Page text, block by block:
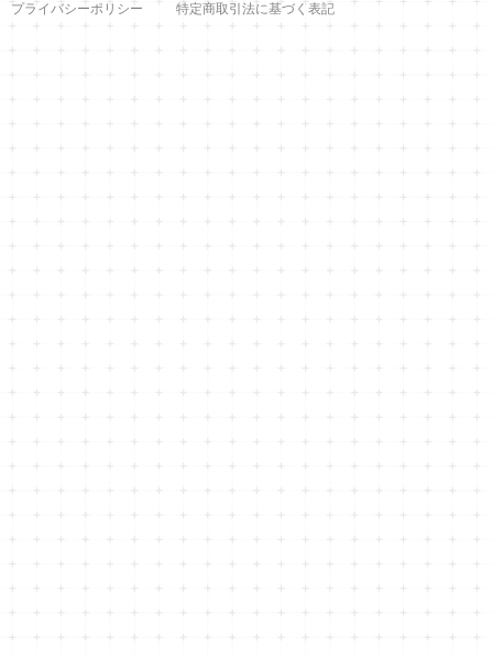
プライバシーポリシー 特定商取引法に基づく表記